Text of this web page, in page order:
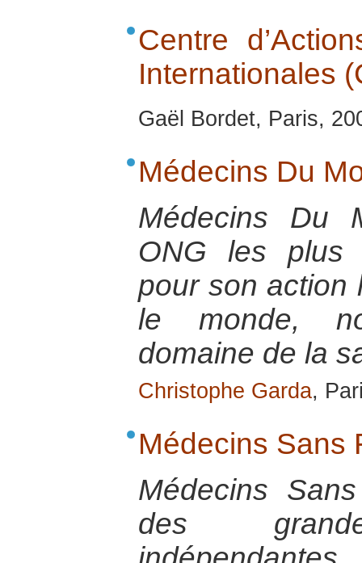
Centre
Internationales
Gaël Bordet, Paris,
Médecins Du
Médecins Du
ONG les plus
pour son action
le monde,
domaine de la
Christophe Garda,
Médecins Sans
Médecins
des